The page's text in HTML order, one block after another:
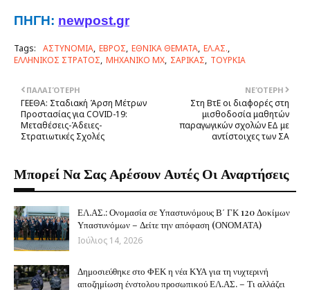
ΠΗΓΗ: newpost.gr
Tags: ΑΣΤΥΝΟΜΙΑ ΕΒΡΟΣ ΕΘΝΙΚΑ ΘΕΜΑΤΑ ΕΛ.ΑΣ.
ΕΛΛΗΝΙΚΟΣ ΣΤΡΑΤΟΣ ΜΗΧΑΝΙΚΟ ΜΧ ΣΑΡΙΚΑΣ ΤΟΥΡΚΙΑ
ΝΕΌΤΕΡΗ
Στη ΒτΕ οι διαφορές στη
μισθοδοσία μαθητών
παραγωγικών σχολών ΕΔ με
αντίστοιχες των ΣΑ
ΠΑΛΑΙΌΤΕΡΗ
ΓΕΕΘΑ: Σταδιακή Άρση Μέτρων
Προστασίας για COVID-19:
Μεταθέσεις-Άδειες-
Στρατιωτικές Σχολές
Μπορεί Να Σας Αρέσουν Αυτές Οι Αναρτήσεις
ΕΛ.ΑΣ.: Ονομασία σε Υπαστυνόμους Β΄ ΓΚ 120 Δοκίμων
Υπαστυνόμων – Δείτε την απόφαση (ΟΝΟΜΑΤΑ)
Ιούλιος 14, 2026
Δημοσιεύθηκε στο ΦΕΚ η νέα ΚΥΑ για τη νυχτερινή
αποζημίωση ένστολου προσωπικού ΕΛ.ΑΣ. – Τι αλλάζει